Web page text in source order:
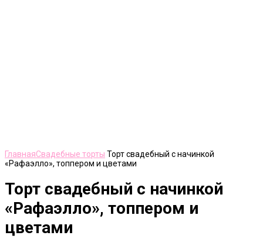
ГлавнаяСвадебные торты Торт свадебный с начинкой
«Рафаэлло», топпером и цветами
Торт свадебный с начинкой
«Рафаэлло», топпером и
цветами